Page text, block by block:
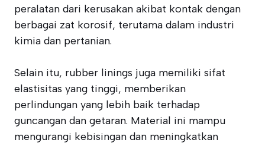
peralatan dari kerusakan akibat kontak dengan
berbagai zat korosif, terutama dalam industri
kimia dan pertanian.
Selain itu, rubber linings juga memiliki sifat
elastisitas yang tinggi, memberikan
perlindungan yang lebih baik terhadap
guncangan dan getaran. Material ini mampu
mengurangi kebisingan dan meningkatkan